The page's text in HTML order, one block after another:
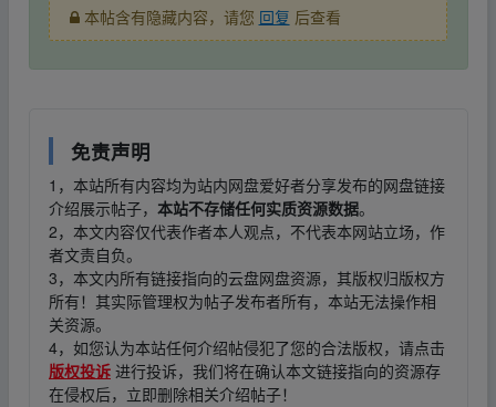
本帖含有隐藏内容，请您 回复 后查看
免责声明
1，本站所有内容均为站内网盘爱好者分享发布的网盘链接
介绍展示帖子， 本站不存储任何实质资源数据。
2，本文内容仅代表作者本人观点，不代表本网站立场，作
者文责自负。
3，本文内所有链接指向的云盘网盘资源，其版权归版权方
所有！其实际管理权为帖子发布者所有，本站无法操作相
关资源。
4，如您认为本站任何介绍帖侵犯了您的合法版权，请点击
版权投诉 进行投诉，我们将在确认本文链接指向的资源存
在侵权后，立即删除相关介绍帖子！